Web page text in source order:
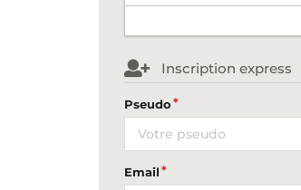
Inscription express
Pseudo
Email